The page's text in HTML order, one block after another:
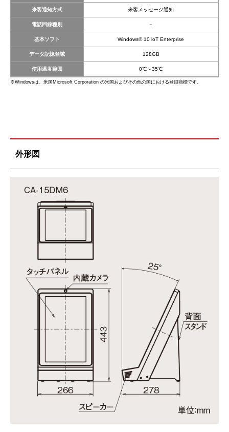
来客通知方式 来客メッセージ通知
電話回線種別 －
基本ソフト Windows® 10 loT Enterprise
データ記憶領域 128GB
使用温度範囲 0℃～35℃
※Windowsは、米国Microsoft Corporation の米国およびその他の国における登録商標です。
外形図